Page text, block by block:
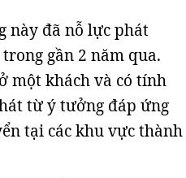
này đã nỗ lực phát
gần 2 năm qua.
một khách và có tính
từ ý tưởng đáp ứng
tại các khu vực thành